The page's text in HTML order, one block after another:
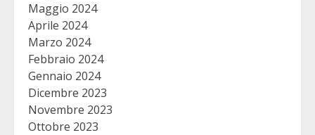
Maggio 2024
Aprile 2024
Marzo 2024
Febbraio 2024
Gennaio 2024
Dicembre 2023
Novembre 2023
Ottobre 2023